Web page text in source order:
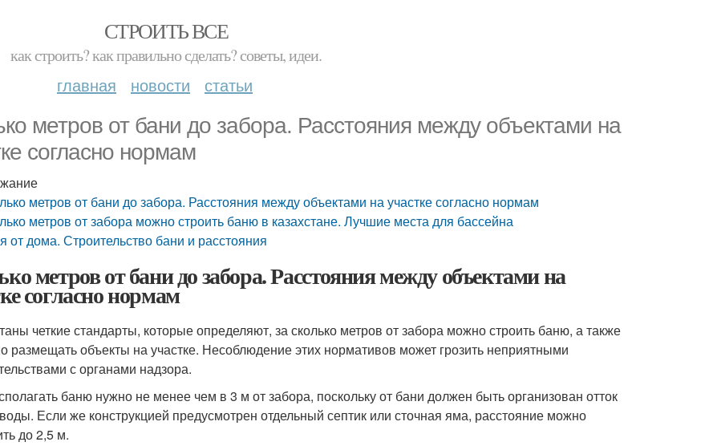
СТРОИТЬ ВСЕ
как строить? как правильно сделать? советы, идеи.
главная новости статьи
метров от бани до забора. Расстояния между объектами на
согласно нормам
метров от бани до забора. Расстояния между объектами на участке согласно нормам
метров от забора можно строить баню в казахстане. Лучшие места для бассейна
от дома. Строительство бани и расстояния
метров от бани до забора. Расстояния между объектами на
согласно нормам
четкие стандарты, которые определяют, за сколько метров от забора можно строить баню, а также
размещать объекты на участке. Несоблюдение этих нормативов может грозить неприятными
с органами надзора.
баню нужно не менее чем в 3 м от забора, поскольку от бани должен быть организован отток
Если же конструкцией предусмотрен отдельный септик или сточная яма, расстояние можно
до 2,5 м.